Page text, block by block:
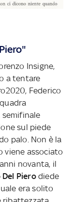
Insigne,
a tentare
Federico
semifinale
sul piede
palo. Non è la
viene associato
novanta, il
Pierodiede
era solito